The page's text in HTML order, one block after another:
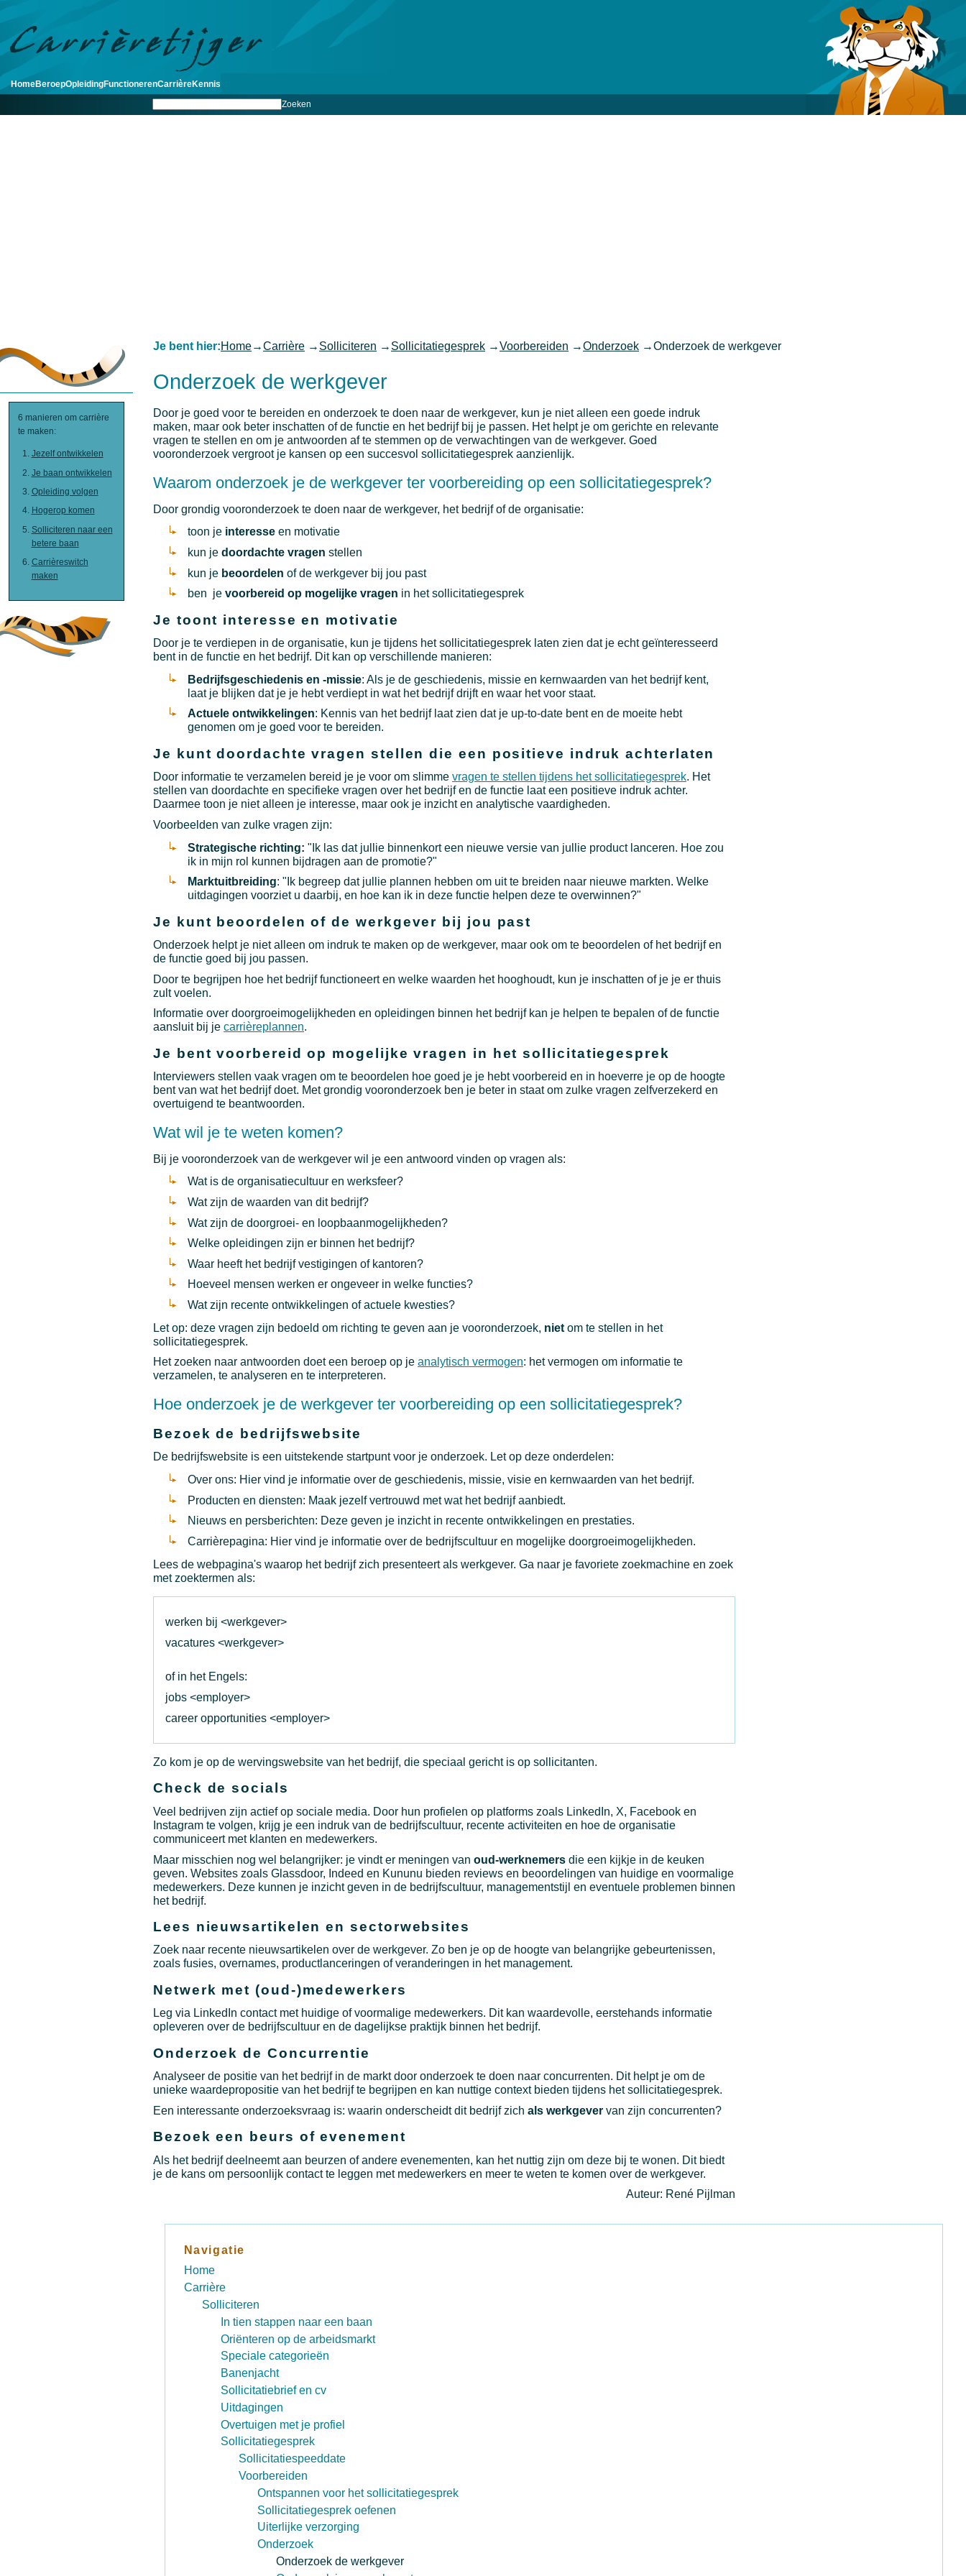
HomeBeroepOpleidingFunctionerenCarrièreKennis
Zoeken
Onderzoek de werkgever
Door je goed voor te bereiden en onderzoek te doen naar de werkgever, kun je niet alleen een goede indruk
maken, maar ook beter inschatten of de functie en het bedrijf bij je passen. Het helpt je om gerichte en relevante
vragen te stellen en om je antwoorden af te stemmen op de verwachtingen van de werkgever. Goed
vooronderzoek vergroot je kansen op een succesvol sollicitatiegesprek aanzienlijk.
Waarom onderzoek je de werkgever ter voorbereiding op een sollicitatiegesprek?
Door grondig vooronderzoek te doen naar de werkgever, het bedrijf of de organisatie:
toon je interesse en motivatie
kun je doordachte vragen stellen
kun je beoordelen of de werkgever bij jou past
ben je voorbereid op mogelijke vragen in het sollicitatiegesprek
Je toont interesse en motivatie
Door je te verdiepen in de organisatie, kun je tijdens het sollicitatiegesprek laten zien dat je echt geïnteresseerd
bent in de functie en het bedrijf. Dit kan op verschillende manieren:
Bedrijfsgeschiedenis en -missie: Als je de geschiedenis, missie en kernwaarden van het bedrijf kent,
laat je blijken dat je je hebt verdiept in wat het bedrijf drijft en waar het voor staat.
Actuele ontwikkelingen: Kennis van het bedrijf laat zien dat je up-to-date bent en de moeite hebt
genomen om je goed voor te bereiden.
Je kunt doordachte vragen stellen die een positieve indruk achterlaten
Door informatie te verzamelen bereid je je voor om slimme vragen te stellen tijdens het sollicitatiegesprek. Het
stellen van doordachte en specifieke vragen over het bedrijf en de functie laat een positieve indruk achter.
Daarmee toon je niet alleen je interesse, maar ook je inzicht en analytische vaardigheden.
Voorbeelden van zulke vragen zijn:
Strategische richting: "Ik las dat jullie binnenkort een nieuwe versie van jullie product lanceren. Hoe zou
ik in mijn rol kunnen bijdragen aan de promotie?"
Marktuitbreiding: "Ik begreep dat jullie plannen hebben om uit te breiden naar nieuwe markten. Welke
uitdagingen voorziet u daarbij, en hoe kan ik in deze functie helpen deze te overwinnen?"
Je kunt beoordelen of de werkgever bij jou past
Onderzoek helpt je niet alleen om indruk te maken op de werkgever, maar ook om te beoordelen of het bedrijf en
de functie goed bij jou passen.
Door te begrijpen hoe het bedrijf functioneert en welke waarden het hooghoudt, kun je inschatten of je je er thuis
zult voelen.
Informatie over doorgroeimogelijkheden en opleidingen binnen het bedrijf kan je helpen te bepalen of de functie
aansluit bij je carrièreplannen.
Je bent voorbereid op mogelijke vragen in het sollicitatiegesprek
Interviewers stellen vaak vragen om te beoordelen hoe goed je je hebt voorbereid en in hoeverre je op de hoogte
bent van wat het bedrijf doet. Met grondig vooronderzoek ben je beter in staat om zulke vragen zelfverzekerd en
overtuigend te beantwoorden.
Wat wil je te weten komen?
Bij je vooronderzoek van de werkgever wil je een antwoord vinden op vragen als:
Wat is de organisatiecultuur en werksfeer?
Wat zijn de waarden van dit bedrijf?
Wat zijn de doorgroei- en loopbaanmogelijkheden?
Welke opleidingen zijn er binnen het bedrijf?
Waar heeft het bedrijf vestigingen of kantoren?
Hoeveel mensen werken er ongeveer in welke functies?
Wat zijn recente ontwikkelingen of actuele kwesties?
Let op: deze vragen zijn bedoeld om richting te geven aan je vooronderzoek, niet om te stellen in het
sollicitatiegesprek.
Het zoeken naar antwoorden doet een beroep op je analytisch vermogen: het vermogen om informatie te
verzamelen, te analyseren en te interpreteren.
Hoe onderzoek je de werkgever ter voorbereiding op een sollicitatiegesprek?
Bezoek de bedrijfswebsite
De bedrijfswebsite is een uitstekende startpunt voor je onderzoek. Let op deze onderdelen:
Over ons: Hier vind je informatie over de geschiedenis, missie, visie en kernwaarden van het bedrijf.
Producten en diensten: Maak jezelf vertrouwd met wat het bedrijf aanbiedt.
Nieuws en persberichten: Deze geven je inzicht in recente ontwikkelingen en prestaties.
Carrièrepagina: Hier vind je informatie over de bedrijfscultuur en mogelijke doorgroeimogelijkheden.
Lees de webpagina's waarop het bedrijf zich presenteert als werkgever. Ga naar je favoriete zoekmachine en zoek
met zoektermen als:
werken bij <werkgever>
vacatures <werkgever>
of in het Engels:
jobs <employer>
career opportunities <employer>
Zo kom je op de wervingswebsite van het bedrijf, die speciaal gericht is op sollicitanten.
Check de socials
Veel bedrijven zijn actief op sociale media. Door hun profielen op platforms zoals LinkedIn, X, Facebook en
Instagram te volgen, krijg je een indruk van de bedrijfscultuur, recente activiteiten en hoe de organisatie
communiceert met klanten en medewerkers.
Maar misschien nog wel belangrijker: je vindt er meningen van oud-werknemers die een kijkje in de keuken
geven. Websites zoals Glassdoor, Indeed en Kununu bieden reviews en beoordelingen van huidige en voormalige
medewerkers. Deze kunnen je inzicht geven in de bedrijfscultuur, managementstijl en eventuele problemen binnen
het bedrijf.
Lees nieuwsartikelen en sectorwebsites
Zoek naar recente nieuwsartikelen over de werkgever. Zo ben je op de hoogte van belangrijke gebeurtenissen,
zoals fusies, overnames, productlanceringen of veranderingen in het management.
Netwerk met (oud-)medewerkers
Leg via LinkedIn contact met huidige of voormalige medewerkers. Dit kan waardevolle, eerstehands informatie
opleveren over de bedrijfscultuur en de dagelijkse praktijk binnen het bedrijf.
Onderzoek de Concurrentie
Analyseer de positie van het bedrijf in de markt door onderzoek te doen naar concurrenten. Dit helpt je om de
unieke waardepropositie van het bedrijf te begrijpen en kan nuttige context bieden tijdens het sollicitatiegesprek.
Een interessante onderzoeksvraag is: waarin onderscheidt dit bedrijf zich als werkgever van zijn concurrenten?
Bezoek een beurs of evenement
Als het bedrijf deelneemt aan beurzen of andere evenementen, kan het nuttig zijn om deze bij te wonen. Dit biedt
je de kans om persoonlijk contact te leggen met medewerkers en meer te weten te komen over de werkgever.
Auteur: René Pijlman
Je bent hier:Home→Carrière → Solliciteren → Sollicitatiegesprek →Voorbereiden →Onderzoek →Onderzoek de werkgever
6 manieren om carrière
te maken:
Jezelf ontwikkelen
Je baan ontwikkelen
Opleiding volgen
Hogerop komen
Solliciteren naar een
betere baan
Carrièreswitch
maken
Navigatie
Home
Carrière
Solliciteren
In tien stappen naar een baan
Oriënteren op de arbeidsmarkt
Speciale categorieën
Banenjacht
Sollicitatiebrief en cv
Uitdagingen
Overtuigen met je profiel
Sollicitatiegesprek
Sollicitatiespeeddate
Voorbereiden
Ontspannen voor het sollicitatiegesprek
Sollicitatiegesprek oefenen
Uiterlijke verzorging
Onderzoek
Onderzoek de werkgever